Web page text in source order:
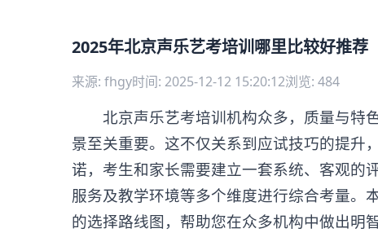
2025年北京声乐艺考培训哪里比较好推荐
来源: fhgy时间: 2025-12-12 15:20:12浏览: 484
北京声乐艺考培训机构众多，质量与特
景至关重要。这不仅关系到应试技巧的提升
诺，考生和家长需要建立一套系统、客观的
服务及教学环境等多个维度进行综合考量。
的选择路线图，帮助您在众多机构中做出明智